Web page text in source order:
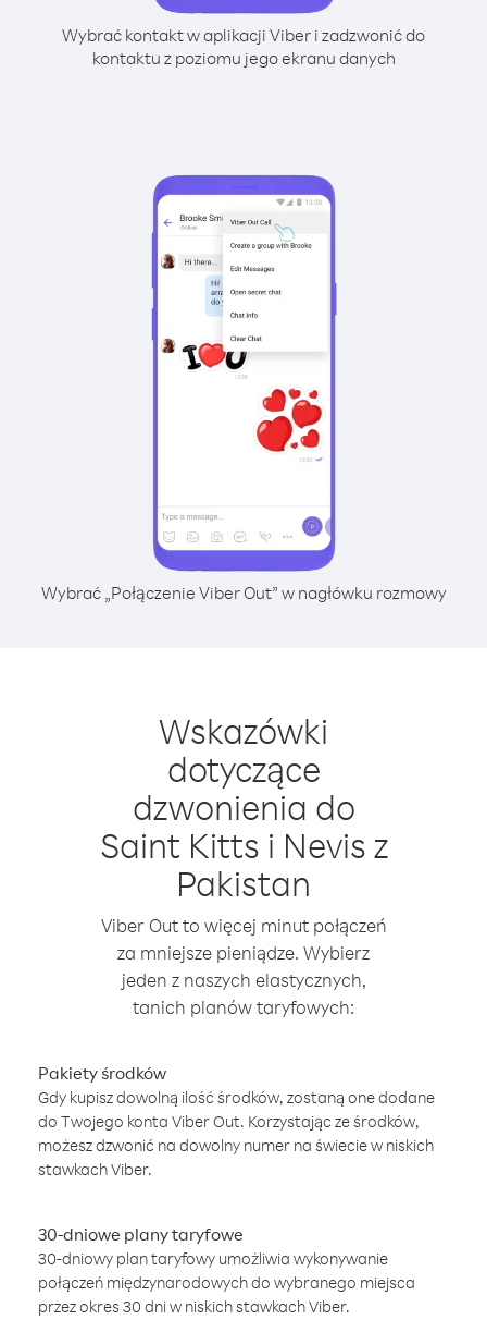
Wybrać kontakt w aplikacji Viber i zadzwonić do
kontaktu z poziomu jego ekranu danych
Wybrać „Połączenie Viber Out” w nagłówku rozmowy
Wskazówki
dotyczące
dzwonienia do
Saint Kitts i Nevis z
Pakistan
Viber Out to więcej minut połączeń
za mniejsze pieniądze. Wybierz
jeden z naszych elastycznych,
tanich planów taryfowych:
Pakiety środków
Gdy kupisz dowolną ilość środków, zostaną one dodane
do Twojego konta Viber Out. Korzystając ze środków,
możesz dzwonić na dowolny numer na świecie w niskich
stawkach Viber.
30-dniowe plany taryfowe
30-dniowy plan taryfowy umożliwia wykonywanie
połączeń międzynarodowych do wybranego miejsca
przez okres 30 dni w niskich stawkach Viber.